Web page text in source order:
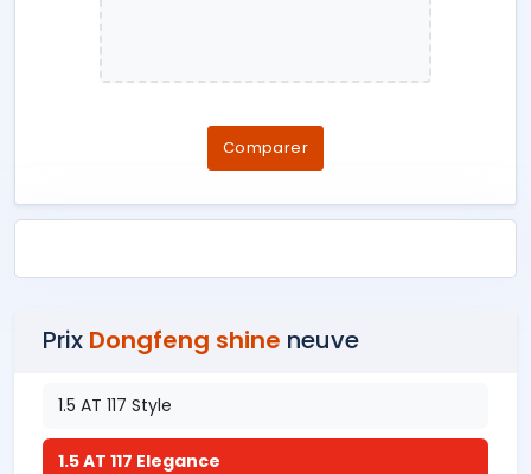
Comparer
Prix Dongfeng shine neuve
1.5 AT 117 Style
1.5 AT 117 Elegance